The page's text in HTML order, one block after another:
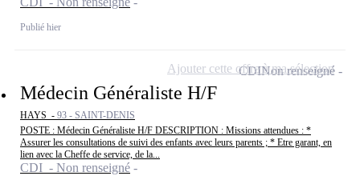
Publié hier
Médecin Généraliste H/F
HAYS - 93 - SAINT-DENIS
POSTE : Médecin Généraliste H/F DESCRIPTION : Missions attendues : *
Assurer les consultations de suivi des enfants avec leurs parents ; * Etre garant, en
lien avec la Cheffe de service, de la...
CDI - Non renseigné
CDINon renseigné
Ajouter cette offre à ma sélection